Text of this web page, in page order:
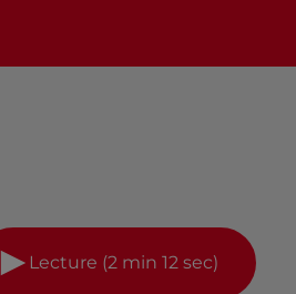
Lecture (2 min 12 sec)